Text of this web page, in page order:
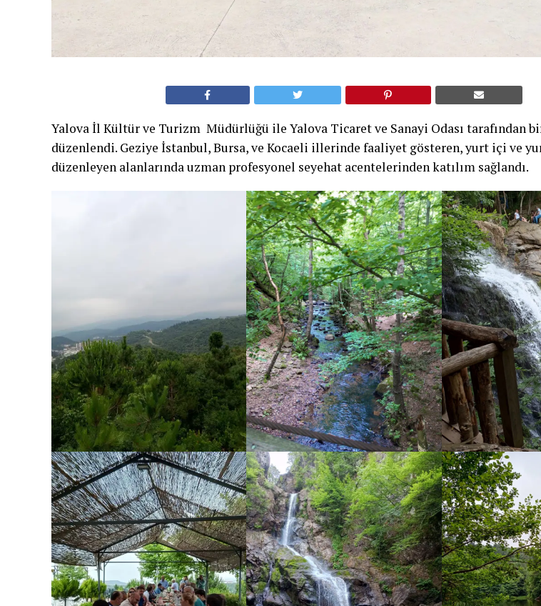
Yalova İl Kültür ve Turizm Müdürlüğü ile Yalova Ticaret ve Sanayi Odası tarafından
düzenlendi. Geziye İstanbul, Bursa, ve Kocaeli illerinde faaliyet gösteren, yurt içi ve
düzenleyen alanlarında uzman profesyonel seyehat acentelerinden katılım sağlandı.